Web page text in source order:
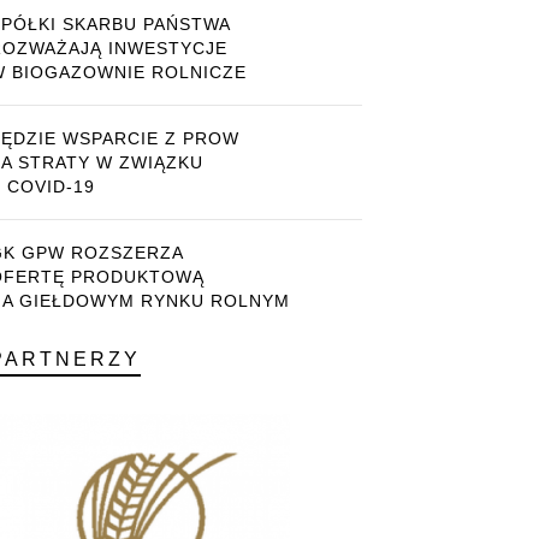
SKARBU PAŃSTWA
INWESTYCJE
BIOGAZOWNIE ROLNICZE
WSPARCIE Z PROW
STRATY W ZWIĄZKU
COVID-19
GPW ROZSZERZA
PRODUKTOWĄ
GIEŁDOWYM RYNKU ROLNYM